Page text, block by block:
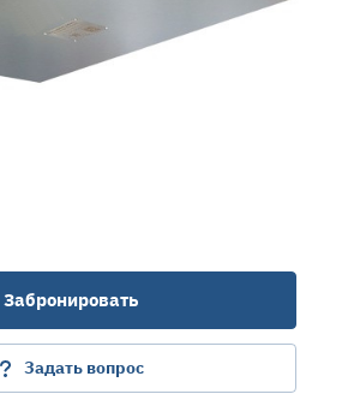
Забронировать
Задать вопрос